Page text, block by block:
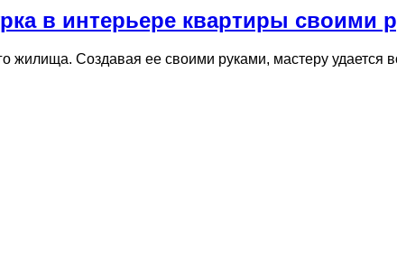
в интерьере квартиры своими
жилища. Создавая ее своими руками, мастеру